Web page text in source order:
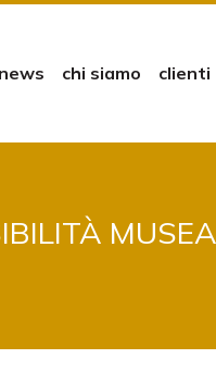
news chi siamo clienti